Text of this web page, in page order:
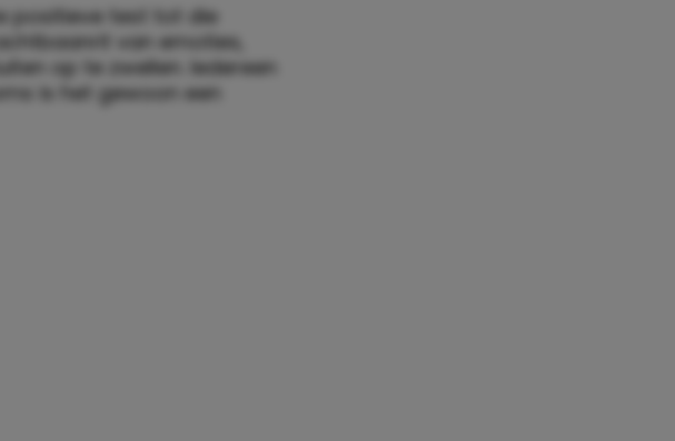
positieve test tot die
van emoties,
op te zwellen. Iedereen
is het gewoon een